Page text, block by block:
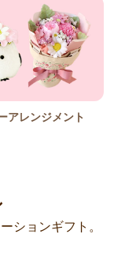
アレンジメント
ションギフト。